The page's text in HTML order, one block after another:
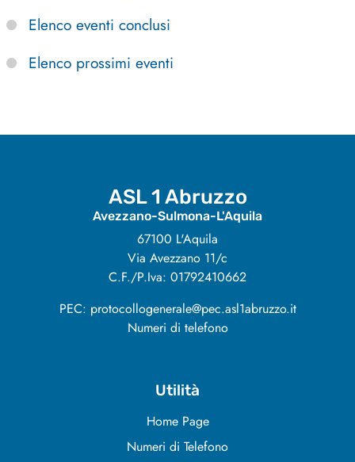
Elenco eventi conclusi
Elenco prossimi eventi
ASL 1 Abruzzo
Avezzano-Sulmona-L'Aquila
67100 L'Aquila
Via Avezzano 11/c
C.F./P.Iva: 01792410662
PEC: protocollogenerale@pec.asl1abruzzo.it
Numeri di telefono
Utilità
Home Page
Numeri di Telefono